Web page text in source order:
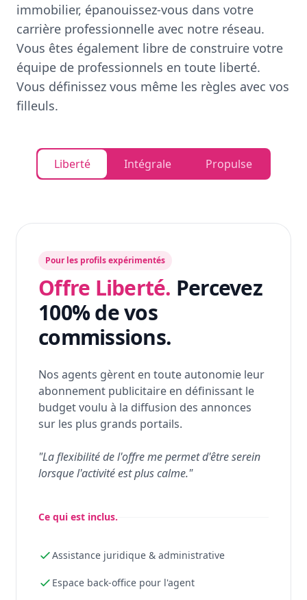
immobilier, épanouissez-vous dans votre
carrière professionnelle avec notre réseau.
Vous êtes également libre de construire votre
équipe de professionnels en toute liberté.
Vous définissez vous même les règles avec vos
filleuls.
Liberté Intégrale Propulse
Pour les profils expérimentés
Offre Liberté. Percevez
100% de vos
commissions.
Nos agents gèrent en toute autonomie leur
abonnement publicitaire en définissant le
budget voulu à la diffusion des annonces
sur les plus grands portails.
"La flexibilité de l'offre me permet d'être serein
lorsque l'activité est plus calme."
Ce qui est inclus.
Assistance juridique & administrative
Espace back-office pour l'agent